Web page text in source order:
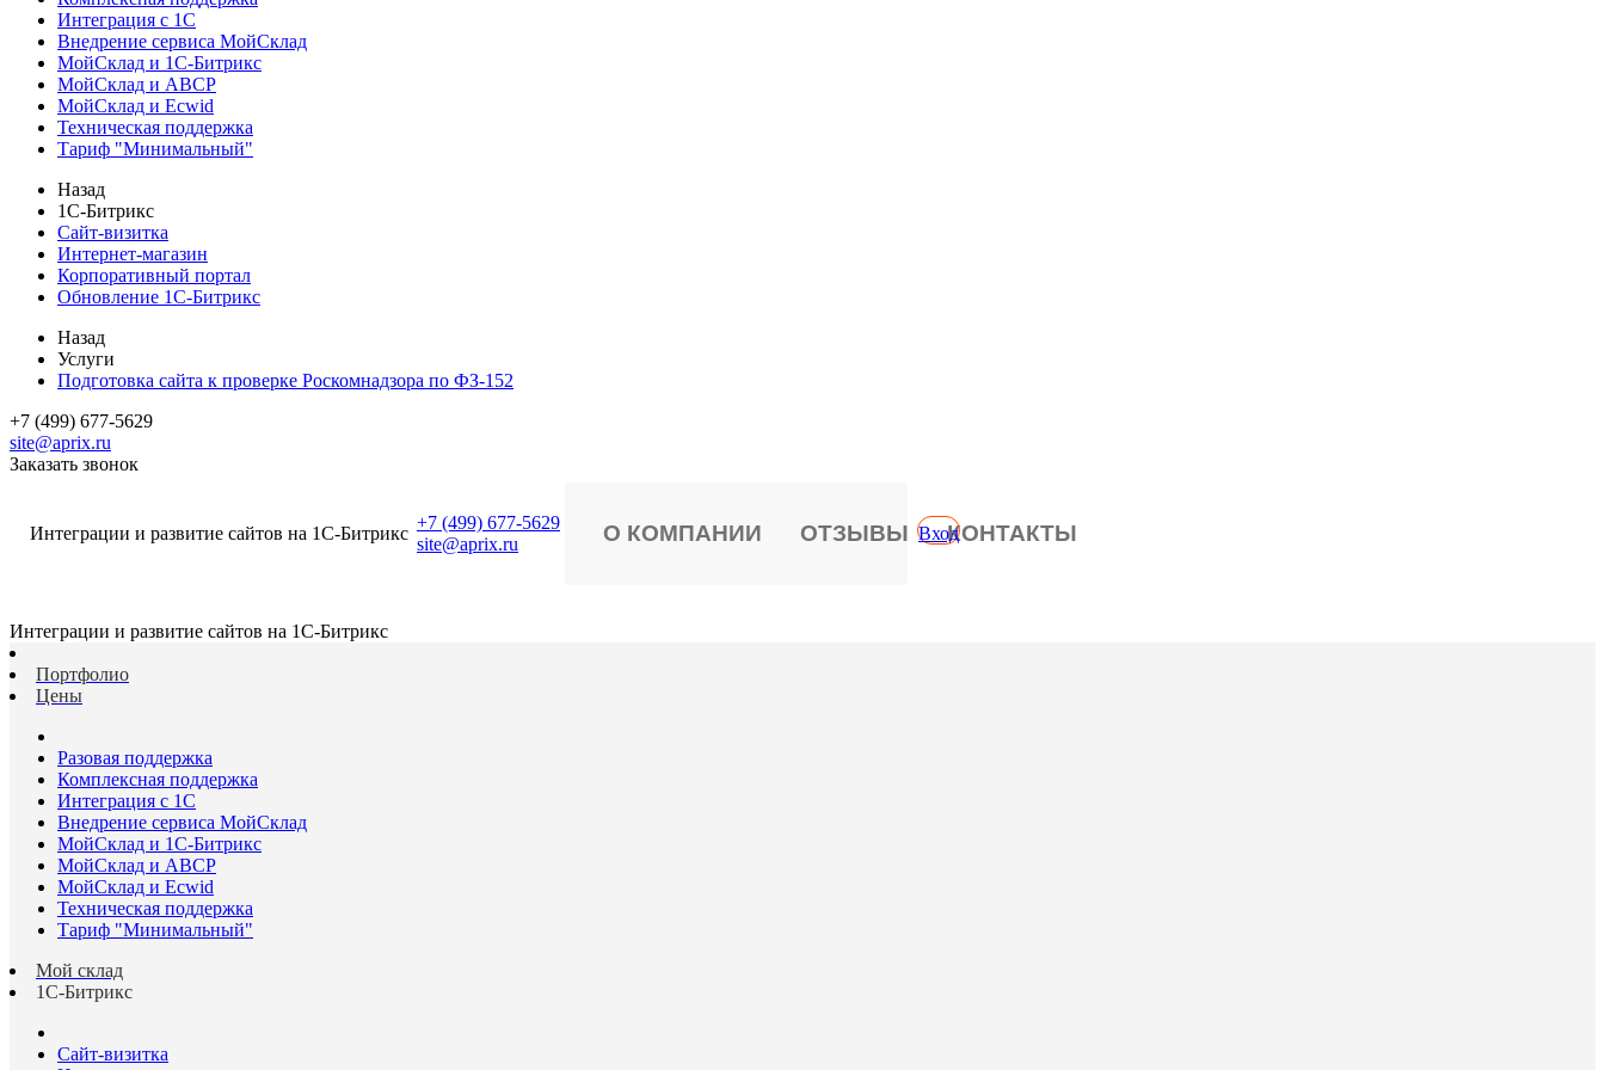
Интеграция с 1С
Внедрение сервиса МойСклад
МойСклад и 1С-Битрикс
МойСклад и ABCP
МойСклад и Ecwid
Техническая поддержка
Тариф "Минимальный"
Назад
1С-Битрикс
Сайт-визитка
Интернет-магазин
Корпоративный портал
Обновление 1С-Битрикс
Назад
Услуги
Подготовка сайта к проверке Роскомнадзора по ФЗ-152
+7 (499) 677-5629
site@aprix.ru
Заказать звонок
Интеграции и развитие сайтов на 1С-Битрикс
+7 (499) 677-5629
site@aprix.ru
О КОМПАНИИ ОТЗЫВЫ КОНТАКТЫ
Вход
Интеграции и развитие сайтов на 1С-Битрикс
Портфолио
Цены
Разовая поддержка
Комплексная поддержка
Интеграция с 1С
Внедрение сервиса МойСклад
МойСклад и 1С-Битрикс
МойСклад и ABCP
МойСклад и Ecwid
Техническая поддержка
Тариф "Минимальный"
Мой склад
1С-Битрикс
Сайт-визитка